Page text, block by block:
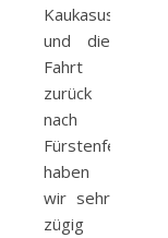
Kaukasus
und die
Fahrt
zurück
nach
Fürstenfeldbruck
haben
wir sehr
zügig